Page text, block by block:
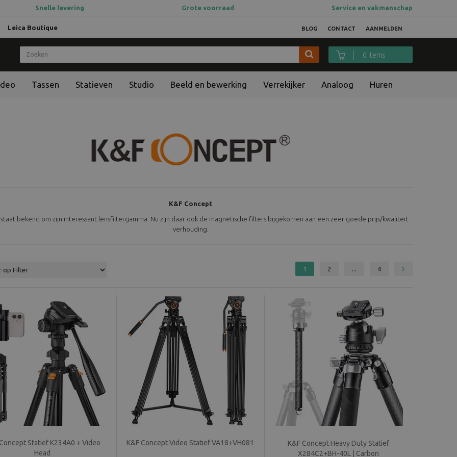
Snelle levering Grote voorraad Service en vakmanschap
AANMELDEN
BLOG CONTACT
Leica Boutique
0 items
Tassen Statieven Studio Beeld en bewerking Verrekijker Analoog Huren
K&F Concept
bekend om zijn interessant lensfiltergamma. Nu zijn daar ook de magnetische filters bijgekomen aan een zeer goede prijs/kwaliteit
verhouding.
1 2 ... 4
Statief K234A0 + Video
Head
K&F Concept Video Statief VA18+VH081
K&F Concept Heavy Duty Statief
X284C2+BH-40L | Carbon